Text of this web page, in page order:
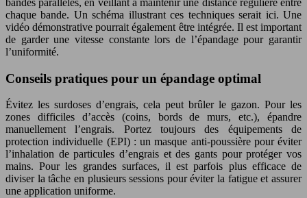
chaque bande. Un schéma illustrant ces techniques serait ici. Une
vidéo démonstrative pourrait également être intégrée. Il est important
de garder une vitesse constante lors de l’épandage pour garantir
l’uniformité.
Conseils pratiques pour un épandage optimal
Évitez les surdoses d’engrais, cela peut brûler le gazon. Pour les
zones difficiles d’accès (coins, bords de murs, etc.), épandre
manuellement l’engrais. Portez toujours des équipements de
protection individuelle (EPI) : un masque anti-poussière pour éviter
l’inhalation de particules d’engrais et des gants pour protéger vos
mains. Pour les grandes surfaces, il est parfois plus efficace de
diviser la tâche en plusieurs sessions pour éviter la fatigue et assurer
une application uniforme.